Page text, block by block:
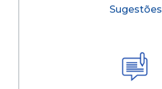
Sugestões